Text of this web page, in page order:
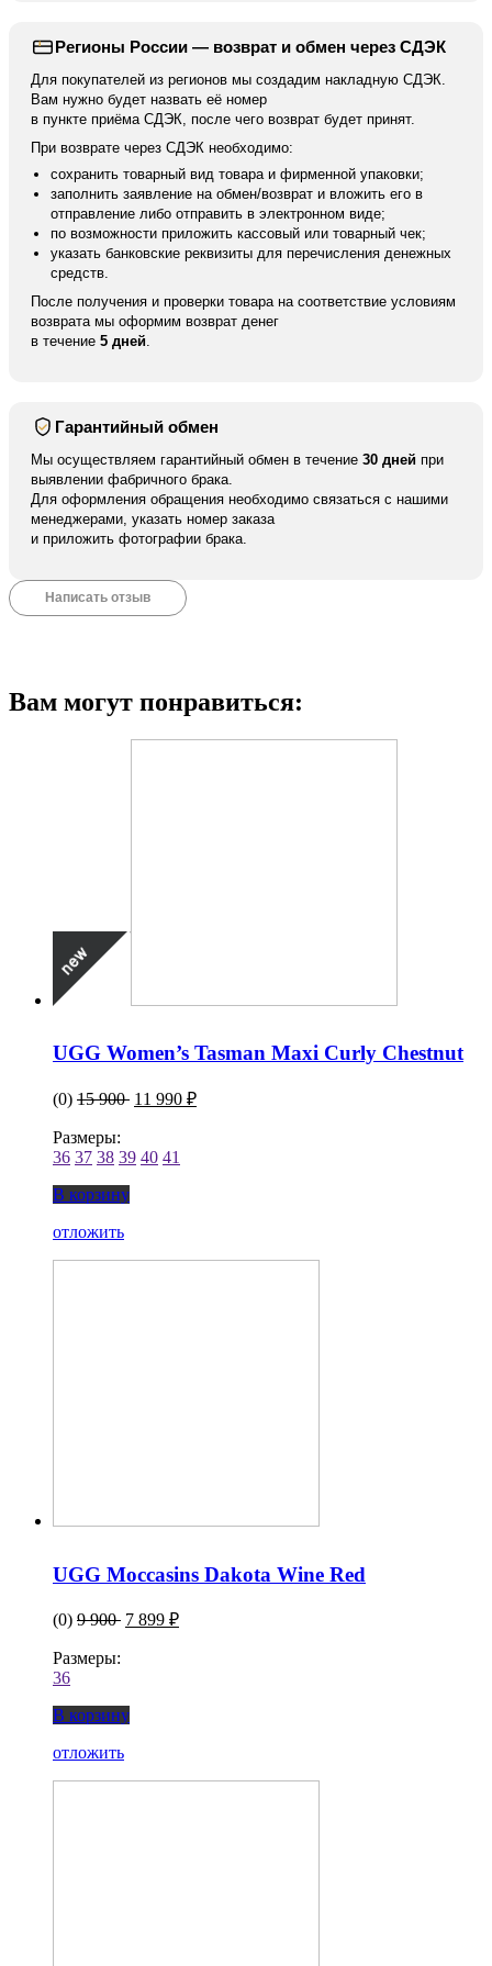
Регионы России — возврат и обмен через СДЭК
Для покупателей из регионов мы создадим накладную СДЭК.
Вам нужно будет назвать её номер
в пункте приёма СДЭК, после чего возврат будет принят.
При возврате через СДЭК необходимо:
сохранить товарный вид товара и фирменной упаковки;
заполнить заявление на обмен/возврат и вложить его в
отправление либо отправить в электронном виде;
по возможности приложить кассовый или товарный чек;
указать банковские реквизиты для перечисления денежных
средств.
После получения и проверки товара на соответствие условиям
возврата мы оформим возврат денег
в течение 5 дней
Гарантийный обмен
Мы осуществляем гарантийный обмен в течение 30 дней при
выявлении фабричного брака.
Для оформления обращения необходимо связаться с нашими
менеджерами, указать номер заказа
и приложить фотографии брака.
Написать отзыв
Вам могут понравиться:
UGG Women’s Tasman Maxi Curly Chestnut
(0) 15 900 11 990 ₽
Размеры:
36 37 38 39 40 41
В корзину
отложить
UGG Moccasins Dakota Wine Red
(0) 9 900 7 899 ₽
Размеры:
36
В корзину
отложить